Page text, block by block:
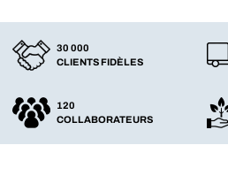
30 000
CLIENTS FIDÈLES
120
COLLABORATEURS